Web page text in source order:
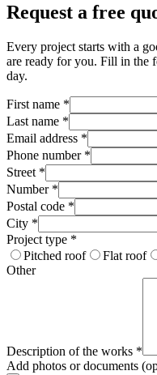
Request a free
Every project starts with a
are ready for you. Fill in the
day.
First name *
Last name *
Email address *
Phone number *
Street *
Number *
Postal code *
City *
Project type *
Pitched roof
Flat roof
Other
Description of the works *
Add photos or documents